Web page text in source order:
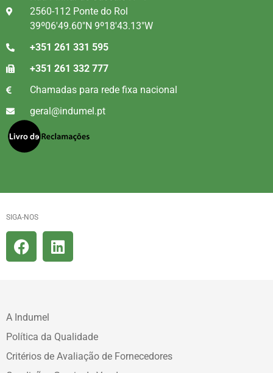
2560-112 Ponte do Rol
39º06'49.60"N 9º18'43.13"W
+351 261 331 595
+351 261 332 777
Chamadas para rede fixa nacional
geral@indumel.pt
SIGA-NOS
A Indumel
Política da Qualidade
Critérios de Avaliação de Fornecedores